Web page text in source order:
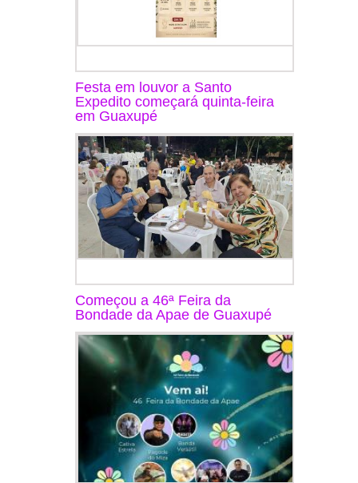
Festa em louvor a Santo
Expedito começará quinta-feira
em Guaxupé
Começou a 46ª Feira da
Bondade da Apae de Guaxupé